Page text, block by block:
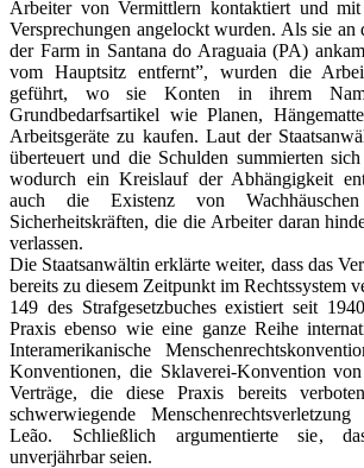
Arbeiter von Vermittlern kontaktiert und mit
Versprechungen angelockt wurden. Als sie an
der Farm in Santana do Araguaia (PA)
vom Hauptsitz entfernt”, wurden die
geführt, wo sie Konten in ihrem
Grundbedarfsartikel wie Planen,
Arbeitsgeräte zu kaufen. Laut der
überteuert und die Schulden summierten
wodurch ein Kreislauf der Abhängigkeit
auch die Existenz von
Sicherheitskräften, die die Arbeiter daran
verlassen.
Die Staatsanwältin erklärte weiter, dass das
bereits zu diesem Zeitpunkt im Rechtssystem
149 des Strafgesetzbuches existiert seit
Praxis ebenso wie eine ganze Reihe
Interamerikanische
Konventionen, die Sklaverei-Konvention
Verträge, die diese Praxis bereits
schwerwiegende
Leão. Schließlich argumentierte sie,
unverjährbar seien.